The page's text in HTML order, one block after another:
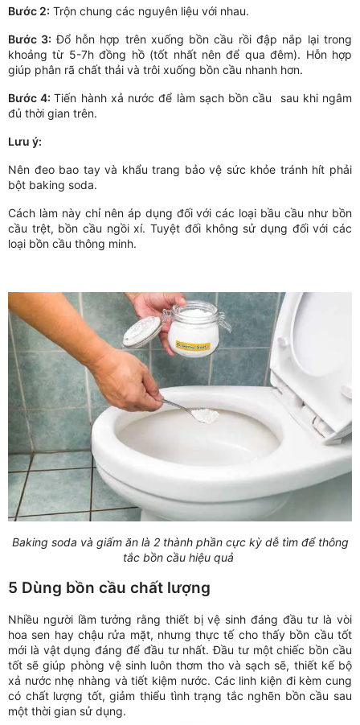
Bước 2: Trộn chung các nguyên liệu với nhau.
Bước 3:Đổ hỗn hợp trên xuống bồn cầu rồi đập nắp lại trong
khoảng từ 5-7h đồng hồ (tốt nhất nên để qua đêm). Hỗn hợp
giúp phân rã chất thải và trôi xuống bồn cầu nhanh hơn.
Bước 4:Tiến hành xả nước để làm sạch bồn cầu sau khi ngâm
đủ thời gian trên.
Lưu ý:
Nên đeo bao tay và khẩu trang bảo vệ sức khỏe tránh hít phải
bột baking soda.
Cách làm này chỉ nên áp dụng đối với các loại bầu cầu như bồn
cầu trệt, bồn cầu ngồi xí. Tuyệt đối không sử dụng đối với các
loại bồn cầu thông minh.
Baking soda và giấm ăn là 2 thành phần cực kỳ dễ tìm để thông
tắc bồn cầu hiệu quả
5 Dùng bồn cầu chất lượng
Nhiều người lầm tưởng rằng thiết bị vệ sinh đáng đầu tư là vòi
hoa sen hay chậu rửa mặt, nhưng thực tế cho thấy bồn cầu tốt
mới là vật dụng đáng để đầu tư nhất. Đầu tư một chiếc bồn cầu
tốt sẽ giúp phòng vệ sinh luôn thơm tho và sạch sẽ, thiết kế bộ
xả nước nhẹ nhàng và tiết kiệm nước. Các linh kiện đi kèm cung
có chất lượng tốt, giảm thiểu tình trạng tắc nghẽn bồn cầu sau
một thời gian sử dụng.